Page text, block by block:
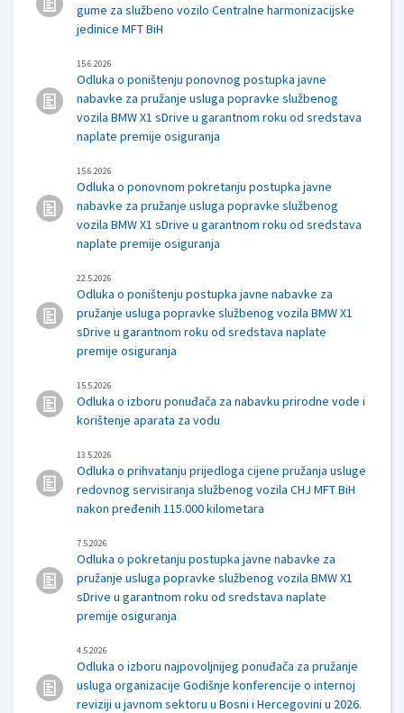
gume za službeno vozilo Centralne harmonizacijske
jedinice MFT BiH
15.6.2026
Odluka o poništenju ponovnog postupka javne
nabavke za pružanje usluga popravke službenog
vozila BMW X1 sDrive u garantnom roku od sredstava
naplate premije osiguranja
15.6.2026
Odluka o ponovnom pokretanju postupka javne
nabavke za pružanje usluga popravke službenog
vozila BMW X1 sDrive u garantnom roku od sredstava
naplate premije osiguranja
22.5.2026
Odluka o poništenju postupka javne nabavke za
pružanje usluga popravke službenog vozila BMW X1
sDrive u garantnom roku od sredstava naplate
premije osiguranja
15.5.2026
Odluka o izboru ponuđača za nabavku prirodne vode i
korištenje aparata za vodu
13.5.2026
Odluka o prihvatanju prijedloga cijene pružanja usluge
redovnog servisiranja službenog vozila CHJ MFT BiH
nakon pređenih 115.000 kilometara
7.5.2026
Odluka o pokretanju postupka javne nabavke za
pružanje usluga popravke službenog vozila BMW X1
sDrive u garantnom roku od sredstava naplate
premije osiguranja
4.5.2026
Odluka o izboru najpovoljnijeg ponuđača za pružanje
usluga organizacije Godišnje konferencije o internoj
reviziji u javnom sektoru u Bosni i Hercegovini u 2026.